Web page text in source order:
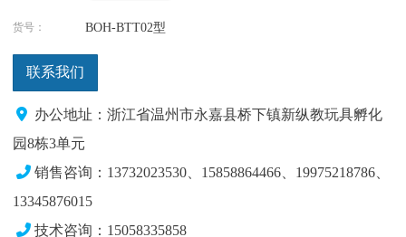
货号： BOH-BTT02型
联系我们
办公地址：浙江省温州市永嘉县桥下镇新纵教玩具孵化
园8栋3单元
销售咨询：13732023530、15858864466、19975218786
13345876015
技术咨询：15058335858